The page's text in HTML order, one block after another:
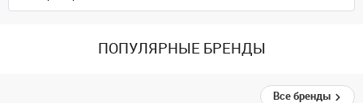
ПОПУЛЯРНЫЕ БРЕНДЫ
Все бренды